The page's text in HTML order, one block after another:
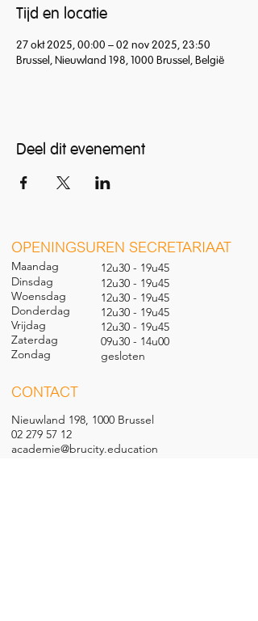
Tijd en locatie
27 okt 2025, 00:00 – 02 nov 2025, 23:50
Brussel, Nieuwland 198, 1000 Brussel, België
Deel dit evenement
OPENINGSUREN SECRETARIAAT
Maandag
Dinsdag
Woensdag
Donderdag
Vrijdag
Zaterdag
Zondag
12u30 - 19u45
12u30 - 19u45
12u30 - 19u45
12u30 - 19u45
12u30 - 19u45
09u30 - 14u00
gesloten
CONTACT
Nieuwland 198, 1000 Brussel
02 279 57 12
academie@brucity.education